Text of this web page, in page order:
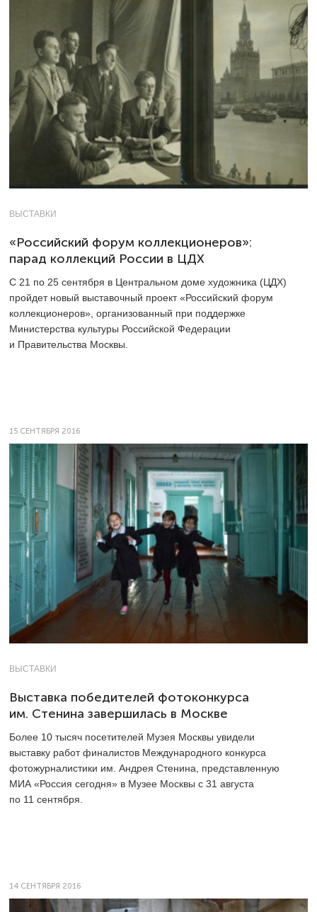
ВЫСТАВКИ
«Российский форум коллекционеров»:
парад коллекций России в ЦДХ
C 21 по 25 сентября в Центральном доме художника (ЦДХ)
пройдет новый выставочный проект «Российский форум
коллекционеров», организованный при поддержке
Министерства культуры Российской Федерации
и Правительства Москвы.
15 СЕНТЯБРЯ 2016
ВЫСТАВКИ
Выставка победителей фотоконкурса
им. Стенина завершилась в Москве
Более 10 тысяч посетителей Музея Москвы увидели
выставку работ финалистов Международного конкурса
фотожурналистики им. Андрея Стенина, представленную
МИА «Россия сегодня» в Музее Москвы с 31 августа
по 11 сентября.
14 СЕНТЯБРЯ 2016